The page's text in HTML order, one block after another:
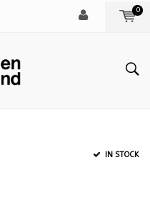
0
IN STOCK